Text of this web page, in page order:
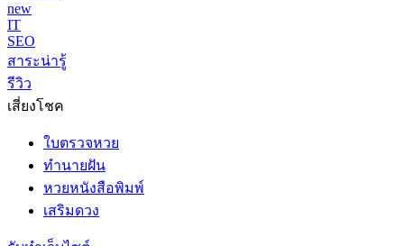
new
IT
SEO
สาระน่ารู้
รีวิว
เสี่ยงโชค
ใบตรวจหวย
ทำนายฝัน
หวยหนังสือพิมพ์
เสริมดวง